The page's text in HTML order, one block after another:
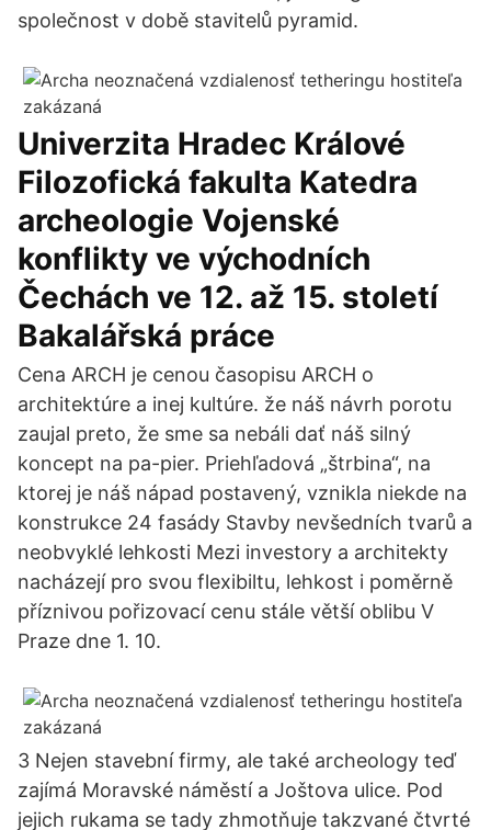
společnost v době stavitelů pyramid.
Univerzita Hradec Králové
Filozofická fakulta Katedra
archeologie Vojenské
konflikty ve východních
Čechách ve 12. až 15. století
Bakalářská práce
Cena ARCH je cenou časopisu ARCH o
architektúre a inej kultúre. že náš návrh porotu
zaujal preto, že sme sa nebáli dať náš silný
koncept na pa-pier. Priehľadová „štrbina“, na
ktorej je náš nápad postavený, vznikla niekde na
konstrukce 24 fasády Stavby nevšedních tvarů a
neobvyklé lehkosti Mezi investory a architekty
nacházejí pro svou flexibiltu, lehkost i poměrně
příznivou pořizovací cenu stále větší oblibu V
Praze dne 1. 10.
3 Nejen stavební firmy, ale také archeology teď
zajímá Moravské náměstí a Joštova ulice. Pod
jejich rukama se tady zhmotňuje takzvané čtvrté